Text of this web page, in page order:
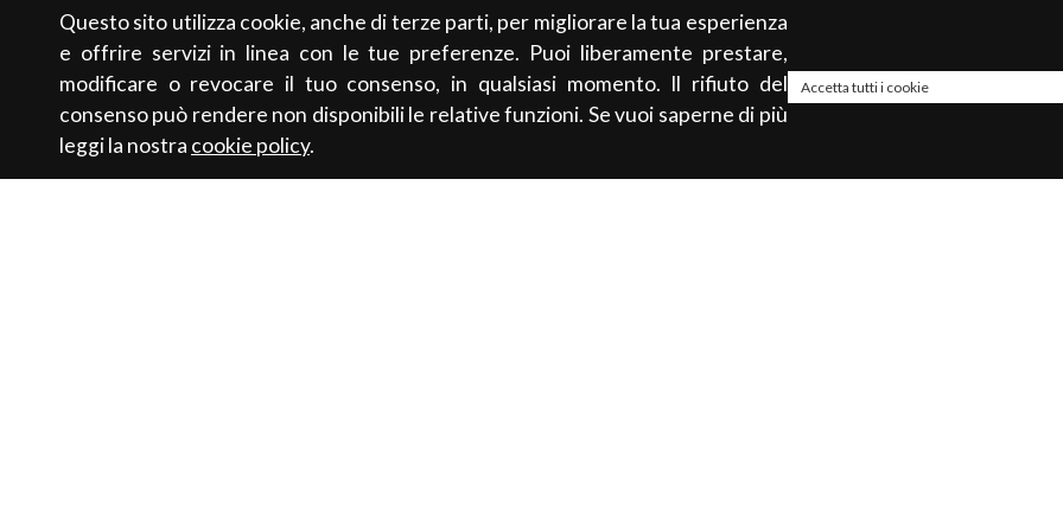
Questo sito utilizza cookie, anche di terze parti, per migliorare la tua esperienza
e offrire servizi in linea con le tue preferenze. Puoi liberamente prestare,
modificare o revocare il tuo consenso, in qualsiasi momento. Il rifiuto del
consenso può rendere non disponibili le relative funzioni. Se vuoi saperne di più
leggi la nostra cookie policy.
Accetta tutti i cookie